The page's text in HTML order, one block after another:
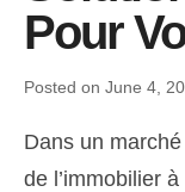
Pour
Posted on June 4,
Dans un
de l’immobilier